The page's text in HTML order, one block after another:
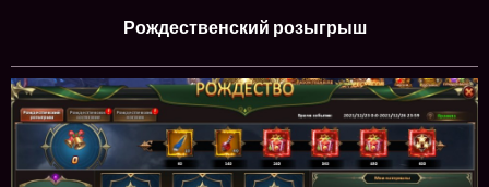
Рождественский розыгрыш